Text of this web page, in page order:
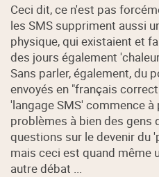
Ceci dit, ce n'est pas
les SMS suppriment aussi
physique, qui existaient et
des jours également
Sans parler, également, du
envoyés en "français
'langage SMS' commence
problèmes à bien des gens
questions sur le devenir du
mais ceci est quand même
autre débat ...